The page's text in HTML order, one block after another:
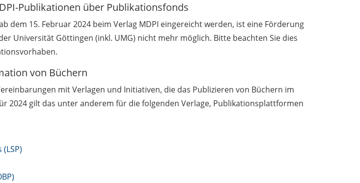
Publikationen über Publikationsfonds
dem 15. Februar 2024 beim Verlag MDPI eingereicht werden, ist eine Förderung
Universität Göttingen (inkl. UMG) nicht mehr möglich. Bitte beachten Sie dies
von Büchern
mit Verlagen und Initiativen, die das Publizieren von Büchern im
2024 gilt das unter anderem für die folgenden Verlage, Publikationsplattformen